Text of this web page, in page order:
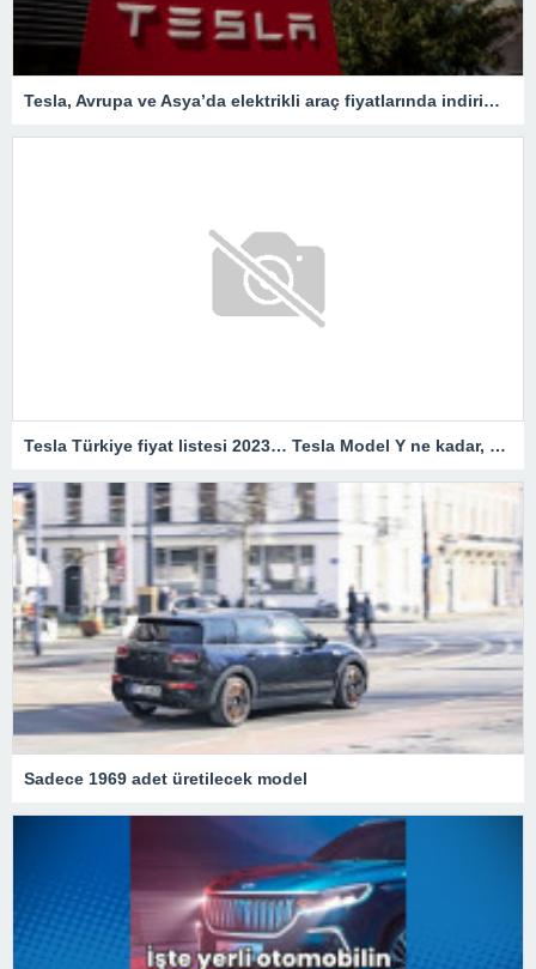
Tesla, Avrupa ve Asya’da elektrikli araç fiyatlarında indirimleri genişletiyor – Son Dakika Ekonomi Haberleri
Tesla Türkiye fiyat listesi 2023… Tesla Model Y ne kadar, kaç TL?
Sadece 1969 adet üretilecek model